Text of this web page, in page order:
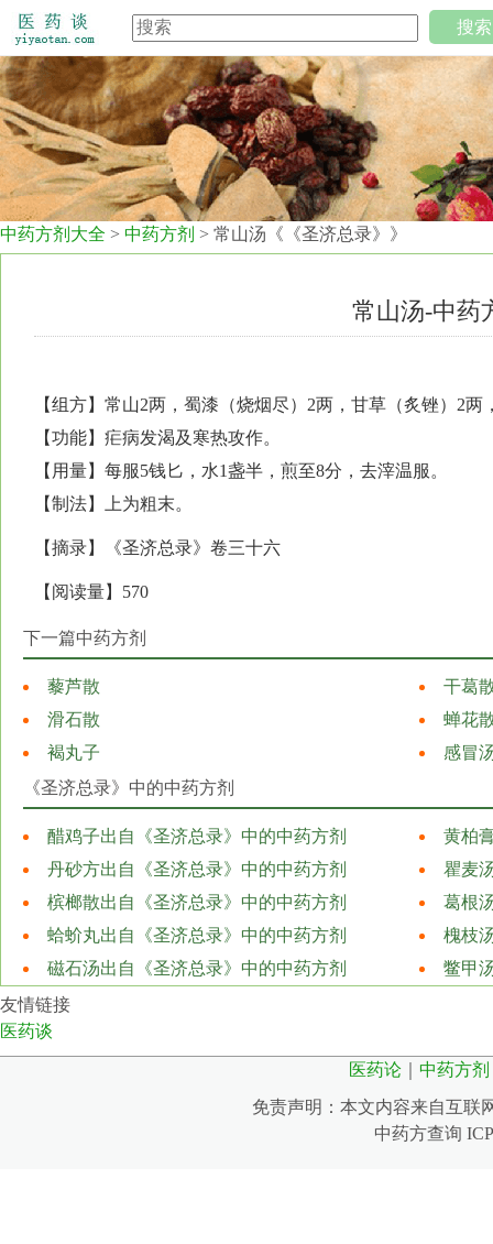
搜索
中药方剂大全 > 中药方剂 > 常山汤《《圣济总录》》
常山汤-中药
【组方】常山2两，蜀漆（烧烟尽）2两，甘草（炙锉）2
【功能】疟病发渴及寒热攻作。
【用量】每服5钱匕，水1盏半，煎至8分，去滓温服。
【制法】上为粗末。
【摘录】《圣济总录》卷三十六
【阅读量】570
下一篇中药方剂
藜芦散
干葛
滑石散
蝉花
褐丸子
感冒
《圣济总录》中的中药方剂
醋鸡子出自《圣济总录》中的中药方剂
黄柏
丹砂方出自《圣济总录》中的中药方剂
瞿麦
槟榔散出自《圣济总录》中的中药方剂
葛根
蛤蚧丸出自《圣济总录》中的中药方剂
槐枝
磁石汤出自《圣济总录》中的中药方剂
鳖甲
友情链接
医药谈
医药论 中药方剂
免责声明：本文内容来自互联
中药方查询